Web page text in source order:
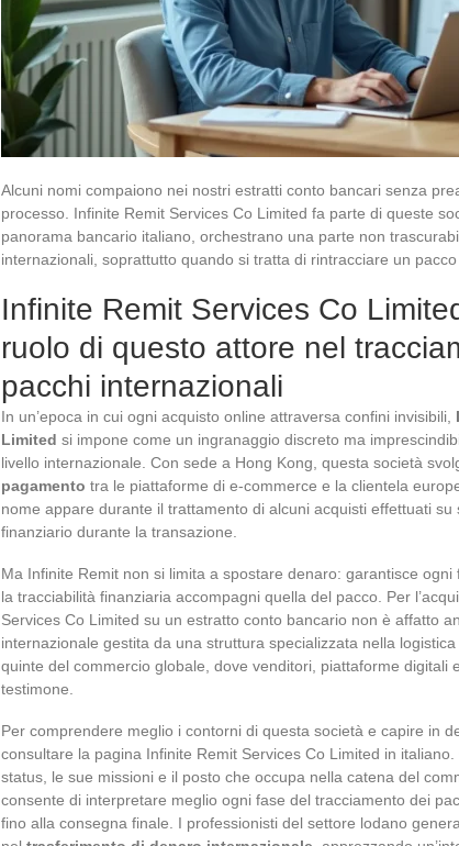
Alcuni nomi compaiono nei nostri estratti conto bancari senza
processo. Infinite Remit Services Co Limited fa parte di queste
panorama bancario italiano, orchestrano una parte non
internazionali, soprattutto quando si tratta di rintracciare un
Infinite Remit Services Co
ruolo di questo attore nel
pacchi internazionali
In un’epoca in cui ogni acquisto online attraversa confini invisibili,
Limited si impone come un ingranaggio discreto ma
livello internazionale. Con sede a Hong Kong, questa società
pagamento tra le piattaforme di e-commerce e la clientela
nome appare durante il trattamento di alcuni acquisti effettuati
finanziario durante la transazione.
Ma Infinite Remit non si limita a spostare denaro: garantisce
la tracciabilità finanziaria accompagni quella del pacco. Per
Services Co Limited su un estratto conto bancario non è affatto
internazionale gestita da una struttura specializzata nella
quinte del commercio globale, dove venditori, piattaforme digitali
testimone.
Per comprendere meglio i contorni di questa società e capire in
consultare la pagina Infinite Remit Services Co Limited in
status, le sue missioni e il posto che occupa nella catena del
consente di interpretare meglio ogni fase del tracciamento dei
fino alla consegna finale. I professionisti del settore lodano